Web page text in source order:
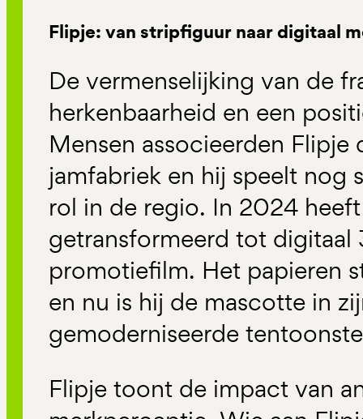
Flipje: van stripfiguur naar digitaal
De vermenselijking van de
herkenbaarheid en een
Mensen associeerden
jamfabriek en hij speelt nog
rol in de regio. In 2024
getransformeerd tot
promotiefilm. Het papieren
en nu is hij de mascotte in
gemoderniseerde
Flipje toont de impact van